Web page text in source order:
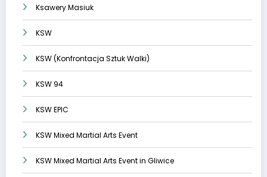
Ksawery Masiuk
KSW
KSW (Konfrontacja Sztuk Walki)
KSW 94
KSW EPIC
KSW Mixed Martial Arts Event
KSW Mixed Martial Arts Event in Gliwice